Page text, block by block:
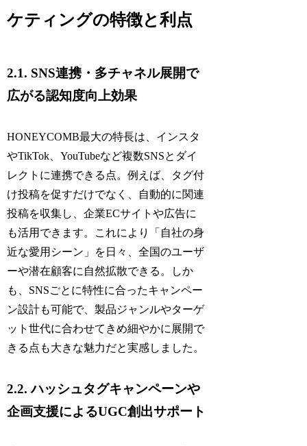
ケティングの特徴と利点
2.1. SNS連携・多チャネル展開で
広がる認知度向上効果
HONEYCOMB最大の特長は、インスタ
やTikTok、YouTubeなど複数SNSとダイ
レクトに連携できる点。例えば、タグ付
け投稿を促すだけでなく、自動的に関連
投稿を収集し、企業ECサイトや広告に
も活用できます。これにより「自社の身
近な愛用シーン」を日々、全国のユーザ
ーや潜在顧客に自然拡散できる。しか
も、SNSごとに特性に合ったキャンペー
ン設計も可能で、製品ジャンルやターゲ
ット世代に合わせてきめ細やかに展開で
きる点も大きな魅力だと実感しました。
2.2. ハッシュタグキャンペーンや
企画支援によるUGC創出サポート